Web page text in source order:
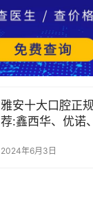
雅安十大口腔正
荐:鑫西华、优诺
2024年6月3日